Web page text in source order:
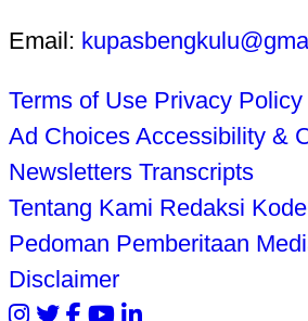
Email:
Terms of Use Privacy Policy
Ad Choices Accessibility &
Newsletters Transcripts
Tentang Kami Redaksi
Pedoman Pemberitaan
Disclaimer